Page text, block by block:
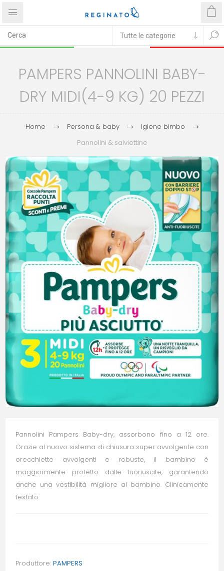
PAMPERS PANNOLINI BABY-
DRY MIDI(4-9 KG) 20 PEZZI
Home Persona & baby
Igiene bimbo
Pannolini & salviettine
Pannolini Pampers Baby-dry, assorbono fino a 12 ore.
Grazie al nuovo sistema di chiusura super avvolgente con
orecchiette avvolgenti e robuste, il bambino è
maggiormente protetto dalle fuoriuscite, garantendo
anche una vestibilità migliore al bambino. Clinicamente
testato.
Produttore: PAMPERS